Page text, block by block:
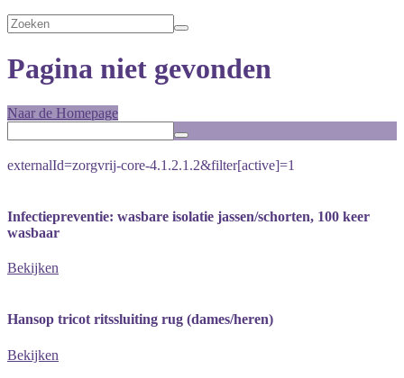
Pagina niet gevonden
Naar de Homepage
externalId=zorgvrij-core-4.1.2.1.2&filter[active]=1
Infectiepreventie: wasbare isolatie jassen/schorten, 100 keer
wasbaar
Bekijken
Hansop tricot ritssluiting rug (dames/heren)
Bekijken